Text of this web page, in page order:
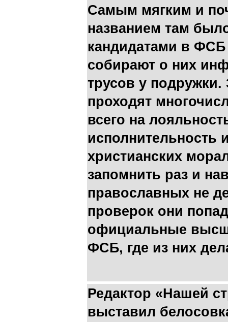
Самым мягким и
названием там
кандидатами в
собирают о них
трусов у
проходят
всего на
исполнительность
христианских
запомнить раз и
православных не
проверок они
официальные
ФСБ, где из них
Редактор «Нашей
выставил